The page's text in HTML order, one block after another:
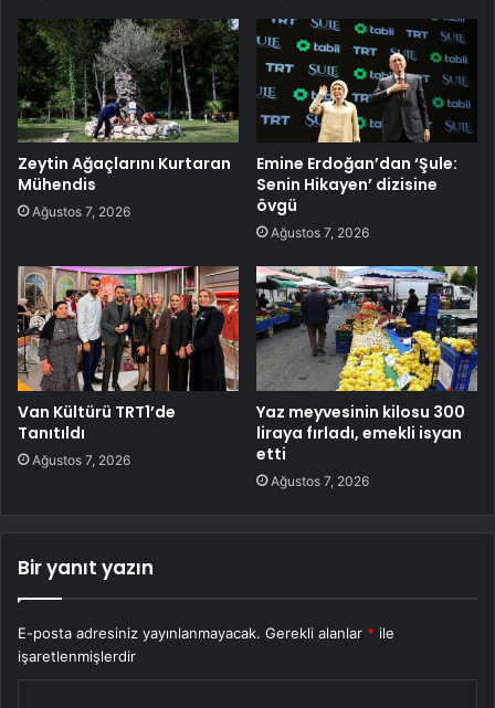
Zeytin Ağaçlarını Kurtaran
Mühendis
Ağustos 7, 2026
Emine Erdoğan’dan ‘Şule:
Senin Hikayen’ dizisine
övgü
Ağustos 7, 2026
Van Kültürü TRT1’de
Tanıtıldı
Ağustos 7, 2026
Yaz meyvesinin kilosu 300
liraya fırladı, emekli isyan
etti
Ağustos 7, 2026
Bir yanıt yazın
E-posta adresiniz yayınlanmayacak. Gerekli alanlar * ile
işaretlenmişlerdir